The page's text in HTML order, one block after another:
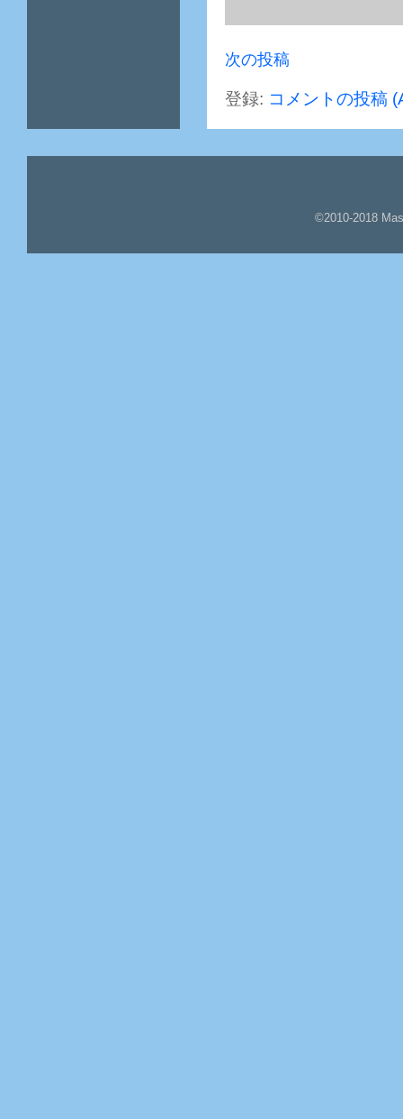
次の投稿
登録: コメントの投稿
©2010-2018